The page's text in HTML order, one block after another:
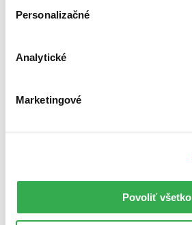
Personalizačné
Analytické
Marketingové
Povoliť všetko